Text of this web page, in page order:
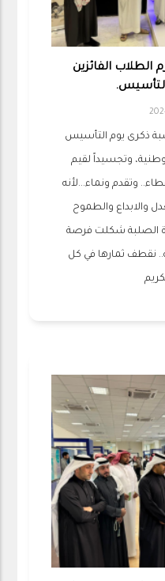
الطلاب الفائزين
ذكرى يوم التأسيس
وتجسيداً لقيم
وتقدم ونماء...لأنه
والابداع والطموح
الصلبة شكلت فرصة
نقطف ثمارها في كل